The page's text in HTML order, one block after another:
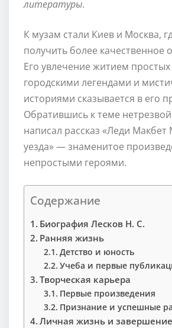
литературы.
К музам стали Киев и Москва,
получить более качественное
Его увлечение житием
городскими легендами и
историями сказывается в его
Обратившись к теме
написал рассказ «Леди Макбет
уезда» — знаменитое
непростыми героями.
Содержание
Биография Лесков Н. С.
Ранняя жизнь
Детство и юность
Учеба и первые
Творческая карьера
Первые произведения
Признание и успешные
Личная жизнь и